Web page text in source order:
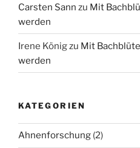
Carsten Sann zu Mit
werden
Irene Königzu Mit
werden
KATEGORIEN
Ahnenforschung (2)